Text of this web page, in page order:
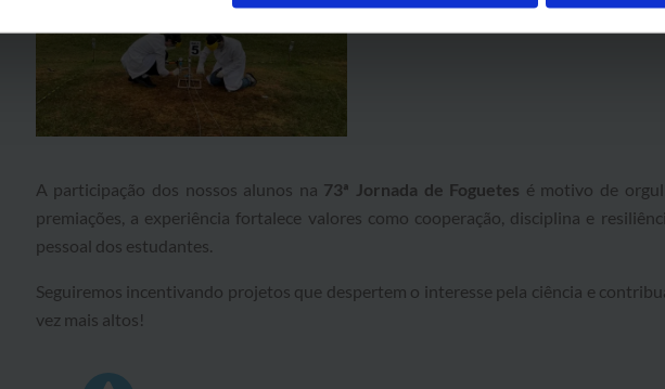
A participação dos nossos alunos na 73ª Jornada de Foguetes é motivo de
premiações, a experiência fortalece valores como cooperação, disciplina e
pessoal dos estudantes.
Seguiremos incentivando projetos que despertem o interesse pela ciência e
vez mais altos!